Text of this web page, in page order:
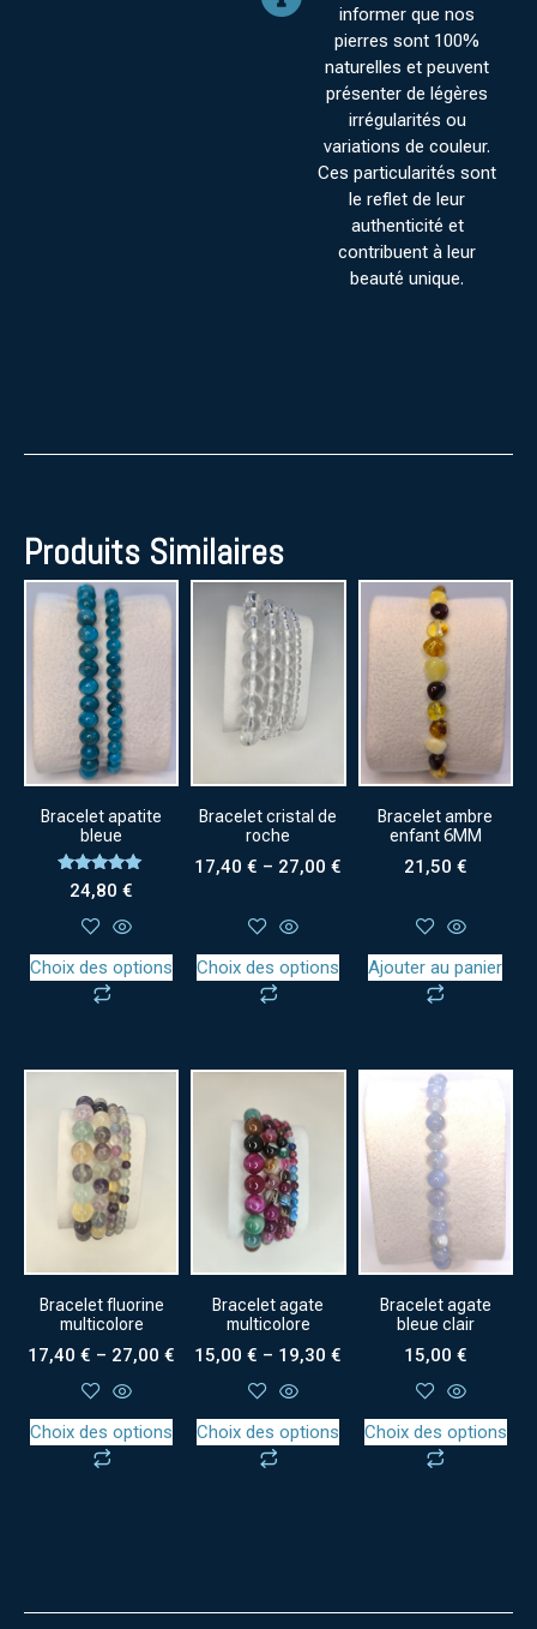
informer que nos
pierres sont 100%
naturelles et peuvent
présenter de légères
irrégularités ou
variations de couleur.
Ces particularités sont
le reflet de leur
authenticité et
contribuent à leur
beauté unique.
Produits Similaires
Bracelet apatite
bleue
Note
5.00
sur 5
24,80€
Choix des options
Bracelet cristal de
roche
17,40€ – 27,00€
Choix des options
Bracelet ambre
enfant 6MM
21,50 €
Ajouter au panier
Bracelet fluorine
multicolore
17,40€ – 27,00€
Choix des options
Bracelet agate
multicolore
15,00€ – 19,30€
Choix des options
Bracelet agate
bleue clair
15,00 €
Choix des options